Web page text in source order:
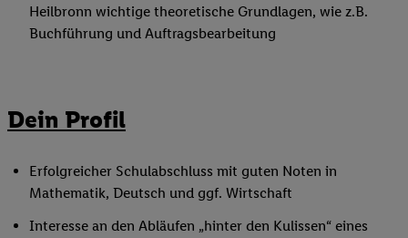
Heilbronn wichtige theoretische Grundlagen, wie z.B.
Buchführung und Auftragsbearbeitung
Dein Profil
Erfolgreicher Schulabschluss mit guten Noten in
Mathematik, Deutsch und ggf. Wirtschaft
Interesse an den Abläufen „hinter den Kulissen“ eines